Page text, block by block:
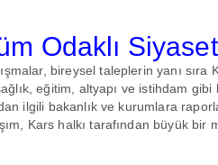
Odaklı Siyaset
bireysel taleplerin yanı sıra
eğitim, altyapı ve istihdam
ilgili bakanlık ve kurumlara
Kars halkı tarafından büyük bir